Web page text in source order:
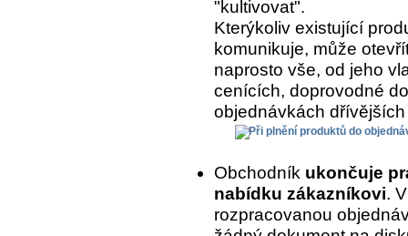
"kultivovat".
Kterýkoliv existující
komunikuje, může
naprosto vše, od jeho
cenících, doprovodné
objednávkách
Obchodník ukončuje
nabídku zákazníkovi.
rozpracovanou